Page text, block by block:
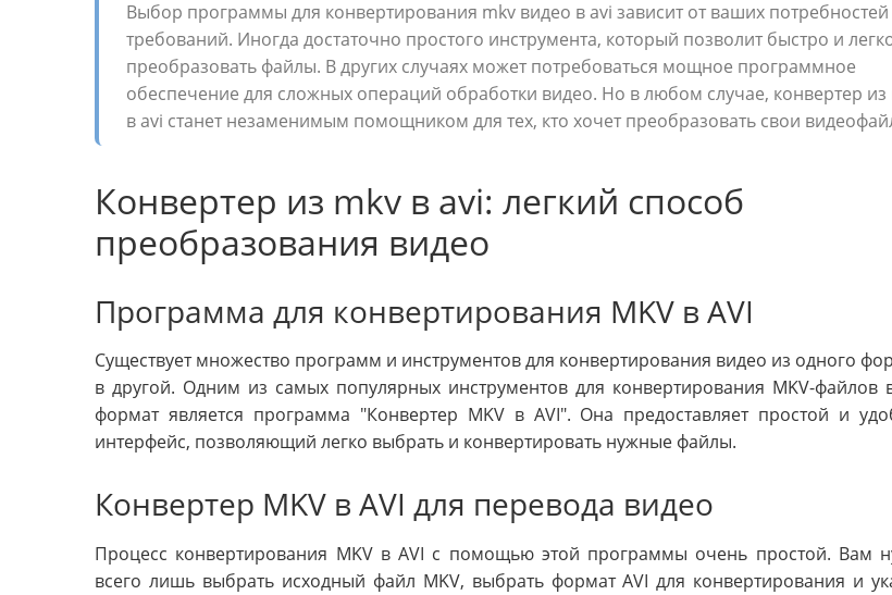
Выбор программы для конвертирования mkv видео в avi зависит от ваших потребностей
требований. Иногда достаточно простого инструмента, который позволит быстро и
преобразовать файлы. В других случаях может потребоваться мощное программное
обеспечение для сложных операций обработки видео. Но в любом случае, конвертер из
в avi станет незаменимым помощником для тех, кто хочет преобразовать свои
Конвертер из mkv в avi: легкий способ
преобразования видео
Программа для конвертирования MKV в AVI
Существует множество программ и инструментов для конвертирования видео из одного
в другой. Одним из самых популярных инструментов для конвертирования MKV-файлов
формат является программа "Конвертер MKV в AVI". Она предоставляет простой и
интерфейс, позволяющий легко выбрать и конвертировать нужные файлы.
Конвертер MKV в AVI для перевода видео
Процесс конвертирования MKV в AVI с помощью этой программы очень простой. Вам
всего лишь выбрать исходный файл MKV, выбрать формат AVI для конвертирования и